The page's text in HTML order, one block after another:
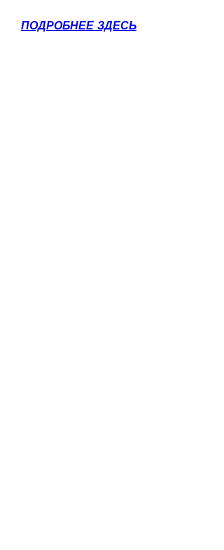
ПОДРОБНЕЕ ЗДЕСЬ